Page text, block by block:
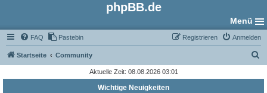
phpBB.de
Menü
FAQ Pastebin Anmelden
Registrieren
Startseite Community
Aktuelle Zeit: 08.08.2026 03:01
Wichtige Neuigkeiten